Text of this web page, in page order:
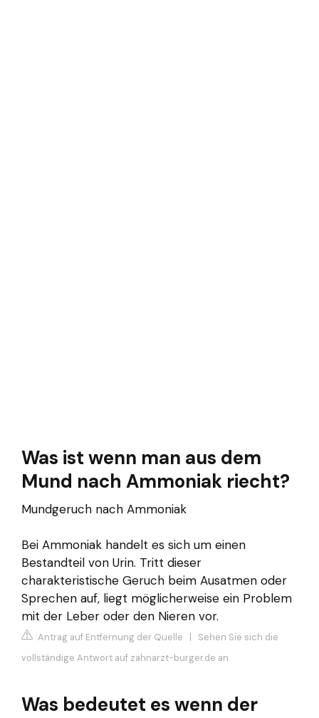
Was ist wenn man aus dem
Mund nach Ammoniak riecht?
Mundgeruch nach Ammoniak
Bei Ammoniak handelt es sich um einen
Bestandteil von Urin. Tritt dieser
charakteristische Geruch beim Ausatmen oder
Sprechen auf, liegt möglicherweise ein Problem
mit der Leber oder den Nieren vor.
Antrag auf Entfernung der Quelle | Sehen Sie sich die
vollständige Antwort auf zahnarzt-burger.de an
Was bedeutet es wenn der